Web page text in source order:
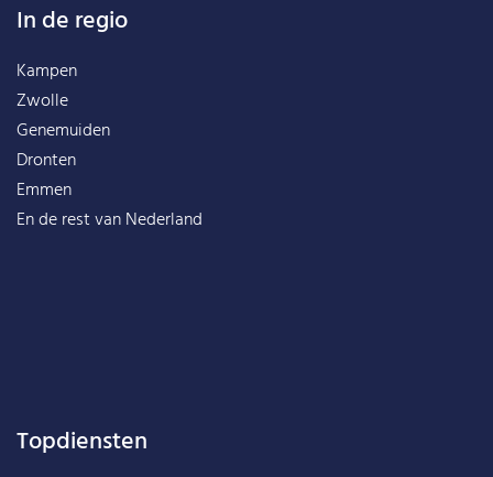
In de regio
Kampen
Zwolle
Genemuiden
Dronten
Emmen
En de rest vanNederland
Topdiensten